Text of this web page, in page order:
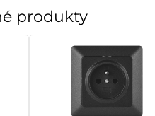
produkty